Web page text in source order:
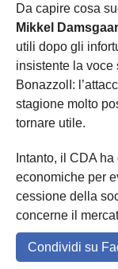
Da capire cosa
Mikkel
utili dopo gli
insistente la
BonazzolI:
stagione molto
tornare utile.
Intanto, il CDA
economiche per
cessione della
concerne il
Condividi su